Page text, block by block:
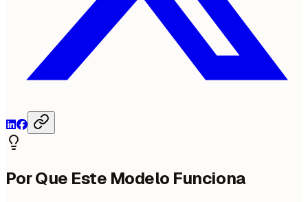
Por Que Este Modelo Funciona